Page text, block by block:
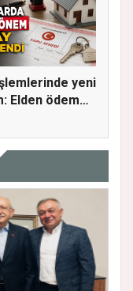
yeni
Elden ödeme